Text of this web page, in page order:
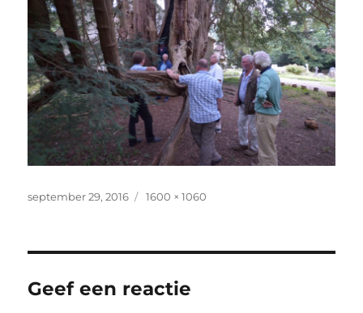
Geplaatst
september 29, 2016
Volledige
1600 × 1060
Geef een reactie